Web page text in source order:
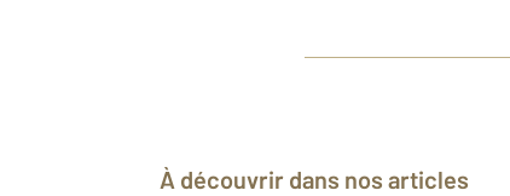
À découvrir dans nos articles